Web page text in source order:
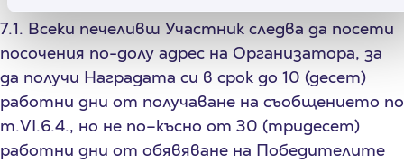
7.1. Всеки печеливш Участник следва да посети
посочения по-долу адрес на Организатора, за
да получи Наградата си в срок до 10 (десет)
работни дни от получаване на съобщението по
т.VI.6.4., но не по–късно от 30 (тридесет)
работни дни от обявяване на Победителите